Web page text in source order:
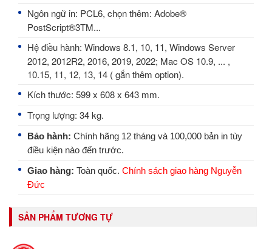
Ngôn ngữ in: PCL6, chọn thêm: Adobe®
PostScript®3TM...
Hệ điều hành: Windows 8.1, 10, 11, Windows Server
2012, 2012R2, 2016, 2019, 2022; Mac OS 10.9, ... ,
10.15, 11, 12, 13, 14 ( gắn thêm option).
Kích thước: 599 x 608 x 643 mm.
Trọng lượng: 34 kg.
Bảo hành: Chính hãng 12 tháng và 100,000 bản in tùy
điều kiện nào đến trước.
Giao hàng: Toàn quốc. Chính sách giao hàng Nguyễn
Đức
SẢN PHẨM TƯƠNG TỰ